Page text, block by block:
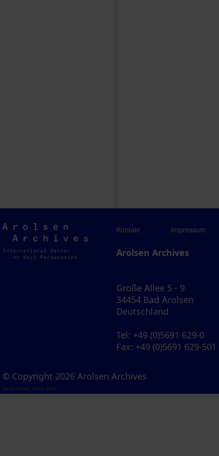
Arolsen
Archives
Kontakt Impressum
Arolsen Archives
Große Allee 5 - 9
34454 Bad Arolsen
Deutschland
Tel: +49 (0)5691 629-0
Fax: +49 (0)5691 629-501
© Copyright 2026 Arolsen Archives
Visual Library Server 2026